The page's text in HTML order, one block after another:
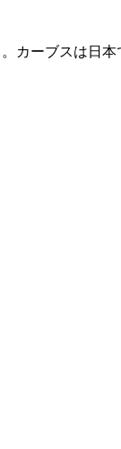
カーブスは日